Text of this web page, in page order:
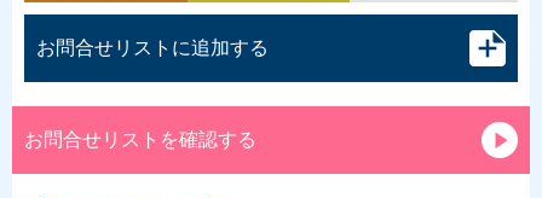
お問合せリストに追加する
お問合せリストを確認する